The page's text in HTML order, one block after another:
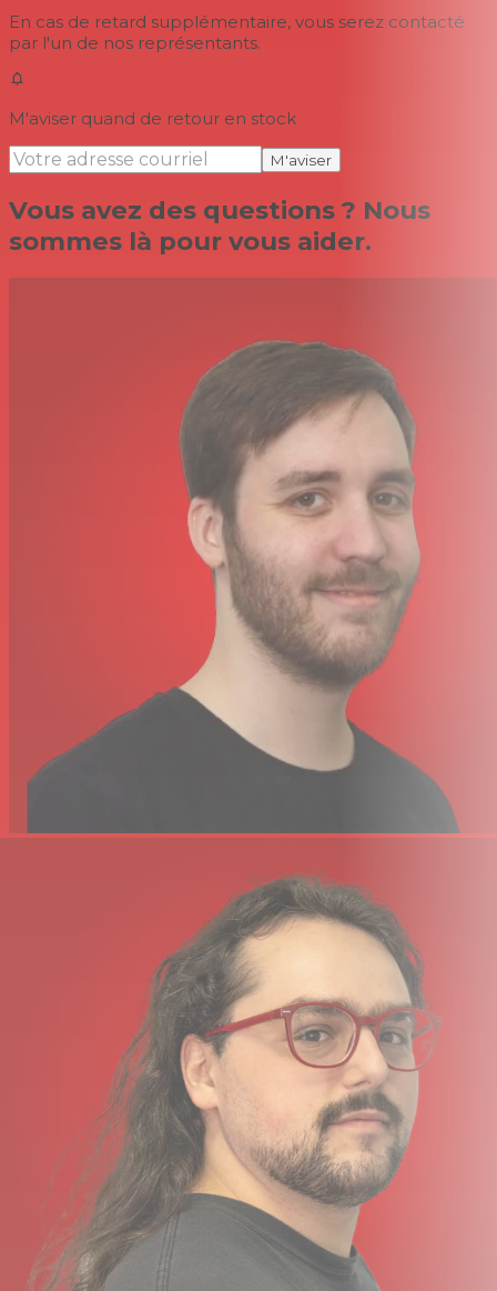
En cas de retard supplémentaire, vous serez contacté
par l'un de nos représentants.
M'aviser quand de retour en stock
M'aviser
Vous avez des questions ? Nous
sommes là pour vous aider.